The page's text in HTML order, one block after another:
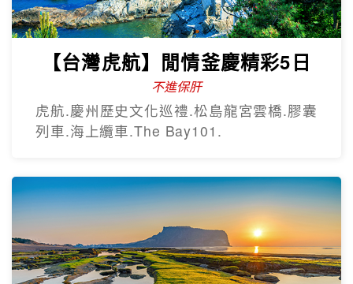
【台灣虎航】閒情釜慶精彩5日
不進保肝
虎航.慶州歷史文化巡禮.松島龍宮雲橋.膠囊
列車.海上纜車.The Bay101.